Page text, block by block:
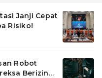
Janji Cepat
Risiko!
Robot
Berizin